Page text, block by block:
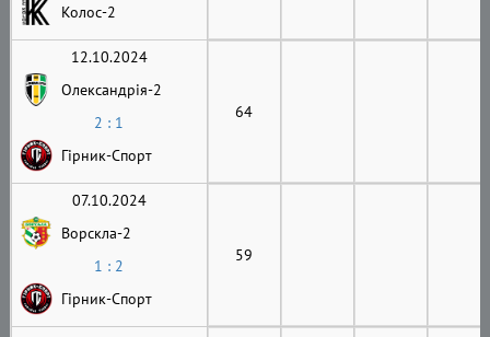
Колос-2
12.10.2024
Олександрія-2
2 : 1
Гірник-Cпорт
64
07.10.2024
Ворскла-2
1 : 2
Гірник-Cпорт
59